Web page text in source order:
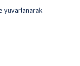
yuvarlanarak